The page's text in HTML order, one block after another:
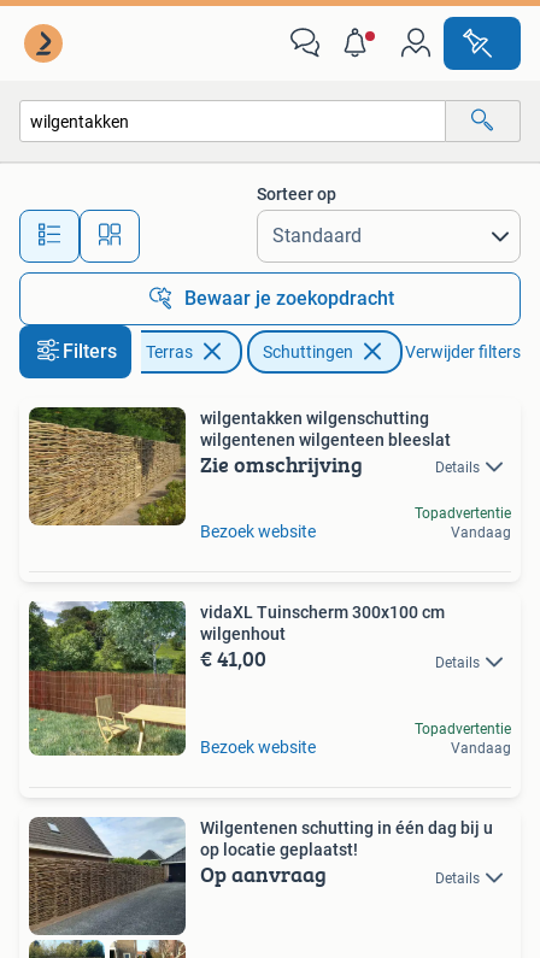
Alle afstanden…
Sorteer op
Bewaar je zoekopdracht
FiltersTuin en Terras Schuttingen Verwijder filters
wilgentakken wilgenschutting
wilgentenen wilgenteen bleeslat
Zie omschrijving Details
Bezoek website
Topadvertentie
Vandaag
vidaXL Tuinscherm 300x100 cm
wilgenhout
€ 41,00 Details
Bezoek website
Topadvertentie
Vandaag
Wilgentenen schutting in één dag bij u
op locatie geplaatst!
Op aanvraag Details